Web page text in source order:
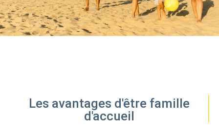
Les avantages d'être famille
d'accueil